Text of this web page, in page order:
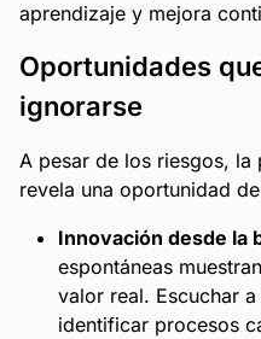
aprendizaje y mejora
Oportunidades
ignorarse
A pesar de los riesgos,
revela una oportunidad
Innovación desde la
espontáneas
valor real. Escuchar
identificar procesos